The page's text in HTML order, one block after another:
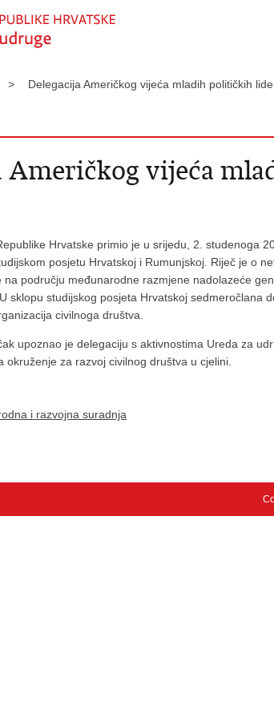
> Delegacija Američkog vijeća mladih političkih
Američkog vijeća
Hrvatske primio je u srijedu, 2. studenoga
posjetu Hrvatskoj i Rumunjskoj. Riječ je o
području međunarodne razmjene nadolazeće
sklopu studijskog posjeta Hrvatskoj
civilnoga društva.
upoznao je delegaciju s aktivnostima Ureda za
okruženje za razvoj civilnog društva u cjelini.
i razvojna suradnja